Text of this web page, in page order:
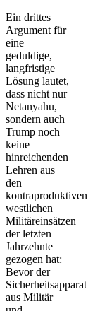
Ein drittes
Argument für
eine
geduldige,
langfristige
Lösung lautet,
dass nicht nur
Netanyahu,
sondern auch
Trump noch
keine
hinreichenden
Lehren aus
den
kontraproduktiven
westlichen
Militäreinsätzen
der letzten
Jahrzehnte
gezogen hat:
Bevor der
Sicherheitsapparat
aus Militär